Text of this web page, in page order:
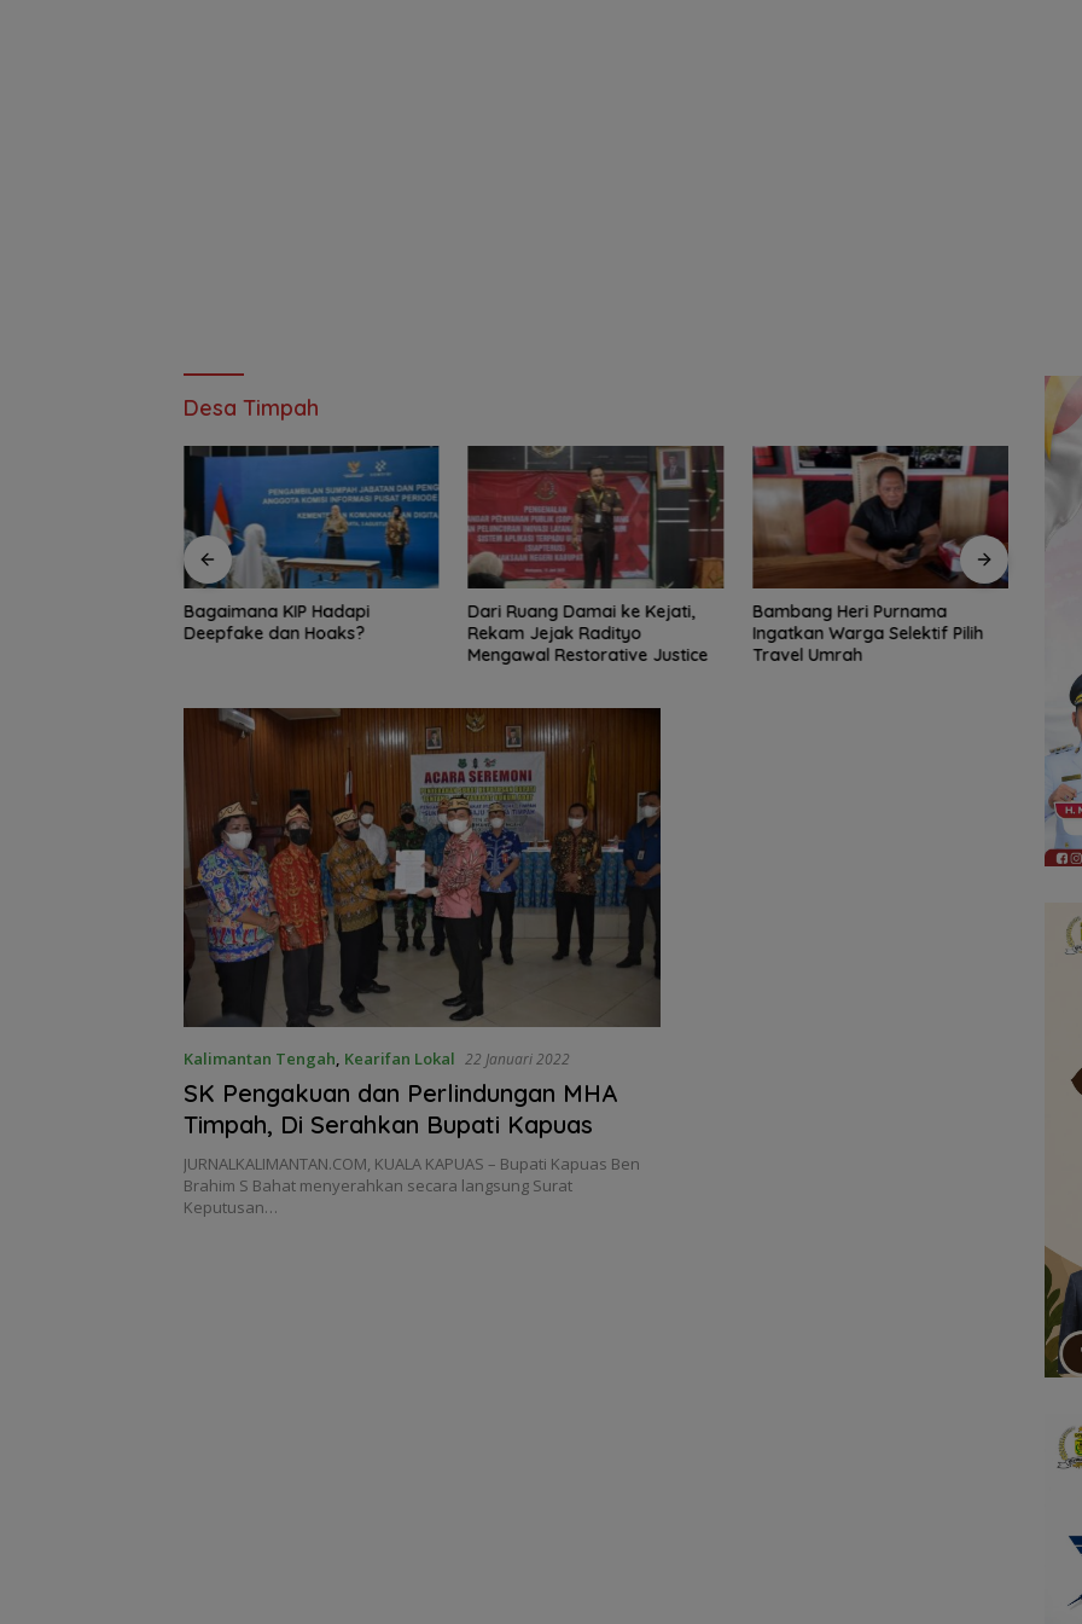
Desa Timpah
Dari Ruang Damai ke Kejati,
Rekam Jejak Radityo
Bambang Heri Purnama
Ingatkan Warga Selektif Pilih
Travel Umrah
Bangun Banua Gandeng Media,
Perkuat Transparansi
Kalimantan Tengah, Kearifan Lokal 22 Januari 2022
SK Pengakuan dan Perlindungan MHA
Timpah, Di Serahkan Bupati Kapuas
JURNALKALIMANTAN.COM, KUALA KAPUAS – Bupati Kapuas Ben
Brahim S Bahat menyerahkan secara langsung Surat
Keputusan…